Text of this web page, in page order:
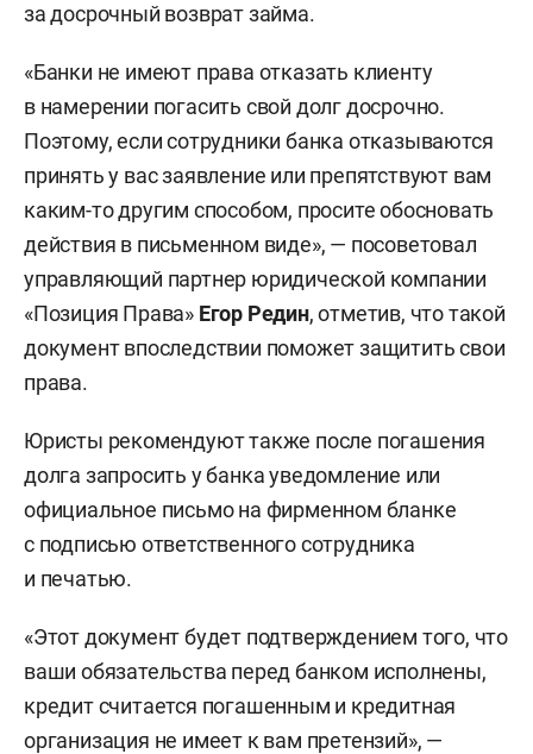
за досрочный возврат займа.
«Банки не имеют права отказать клиенту
в намерении погасить свой долг досрочно.
Поэтому, если сотрудники банка отказываются
принять у вас заявление или препятствуют вам
каким-то другим способом, просите обосновать
действия в письменном виде», — посоветовал
управляющий партнер юридической компании
«Позиция Права» Егор Редин, отметив, что такой
документ впоследствии поможет защитить свои
права.
Юристы рекомендуют также после погашения
долга запросить у банка уведомление или
официальное письмо на фирменном бланке
с подписью ответственного сотрудника
и печатью.
«Этот документ будет подтверждением того, что
ваши обязательства перед банком исполнены,
кредит считается погашенным и кредитная
организация не имеет к вам претензий», —